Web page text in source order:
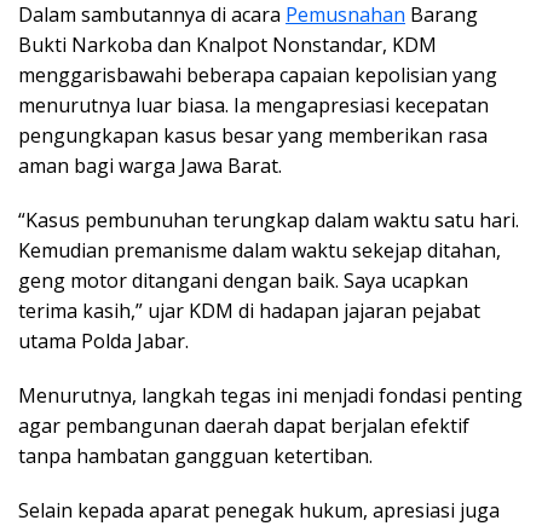
Dalam sambutannya di acara Pemusnahan Barang
Bukti Narkoba dan Knalpot Nonstandar, KDM
menggarisbawahi beberapa capaian kepolisian yang
menurutnya luar biasa. Ia mengapresiasi kecepatan
pengungkapan kasus besar yang memberikan rasa
aman bagi warga Jawa Barat.
“Kasus pembunuhan terungkap dalam waktu satu hari.
Kemudian premanisme dalam waktu sekejap ditahan,
geng motor ditangani dengan baik. Saya ucapkan
terima kasih,” ujar KDM di hadapan jajaran pejabat
utama Polda Jabar.
Menurutnya, langkah tegas ini menjadi fondasi penting
agar pembangunan daerah dapat berjalan efektif
tanpa hambatan gangguan ketertiban.
Selain kepada aparat penegak hukum, apresiasi juga